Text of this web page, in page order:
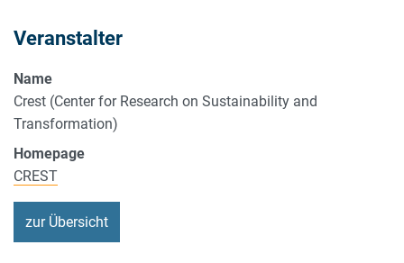
Veranstalter
Name
Crest (Center for Research on Sustainability and
Transformation)
Homepage
CREST
zur Übersicht